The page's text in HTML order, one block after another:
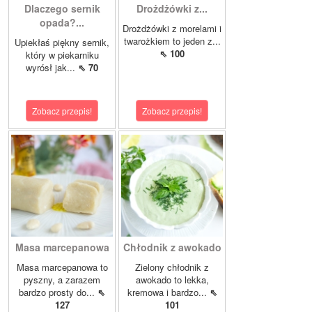
Dlaczego sernik
opada?...
Upiekłaś piękny sernik,
który w piekarniku
wyrósł jak... ⇖ 70
Zobacz przepis!
Drożdżówki z...
Drożdżówki z morelami i
twarożkiem to jeden z...
⇖ 100
Zobacz przepis!
Masa marcepanowa
Masa marcepanowa to
pyszny, a zarazem
bardzo prosty do... ⇖
127
Chłodnik z awokado
Zielony chłodnik z
awokado to lekka,
kremowa i bardzo... ⇖
101